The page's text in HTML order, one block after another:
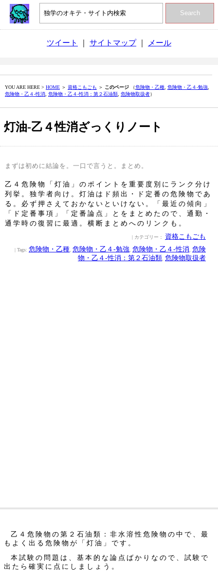
Search
ツイート サイトマップ｜ メール
YOU ARE HERE > HOME ＞ 資格こもごも ＞ このページ （危険物・乙種 危険物・乙４‐勉強
危険物・乙４‐性消 危険物・乙４‐性消：第２石油類 危険物取扱者）
灯油‐乙４性消ざっくりノート
まずは初めに結論を。一口で言うと。まとめ。
乙４危険物「灯油」のポイントを重要度別にランク分け
列挙。独学者向け。灯油はド頻出・ド定番の危険物であ
る。必ず押さえておかないといけない。「最近の傾向」
「ド定番事項」「定番論点」とをまとめたので、通勤・
通学時の復習に最適。横断まとめへのリンクも。
| カテゴリー： 資格こもごも
| Tags: 危険物・乙種 危険物・乙４‐勉強 危険物・乙４‐性消 危険
物・乙４‐性消：第２石油類 危険物取扱者
乙４危険物の第２石油類：非水溶性危険物の中で、最
もよく出る危険物が「灯油」です。
本試験の問題は、基本的な論点ばかりなので、試験で
出たら確実に点にしましょう。